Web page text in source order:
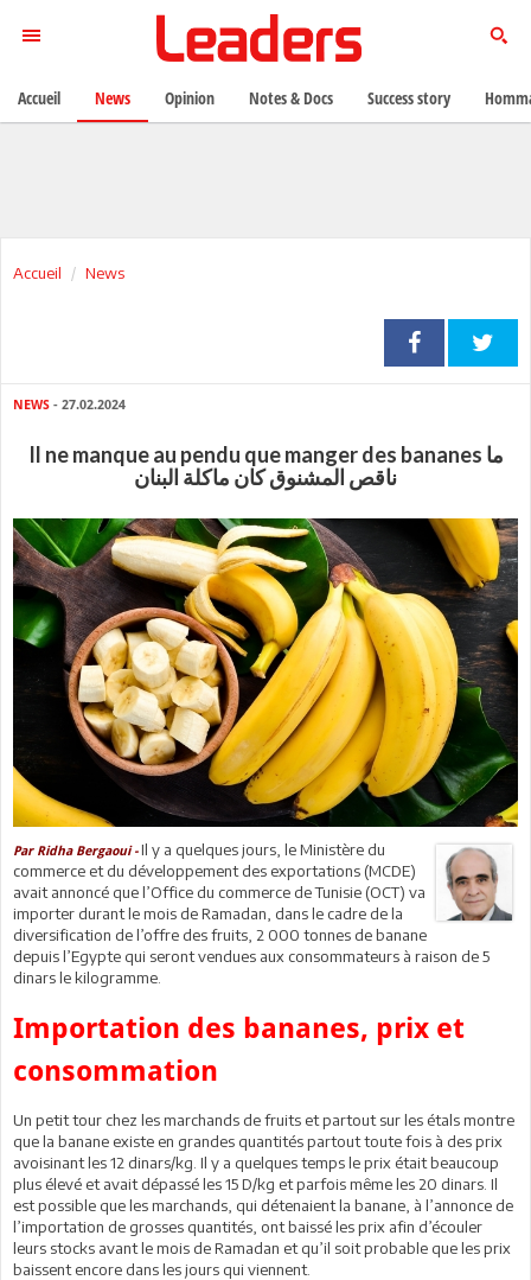
Accueil News
NEWS - 27.02.2024
Il ne manque au pendu que manger des bananes ما
ناقص المشنوق كان ماكلة البنان
Par Ridha Bergaoui -Il y a quelques jours, le Ministère du
commerce et du développement des exportations (MCDE)
avait annoncé que l’Office du commerce de Tunisie (OCT) va
importer durant le mois de Ramadan, dans le cadre de la
diversification de l’offre des fruits, 2 000 tonnes de banane
depuis l’Egypte qui seront vendues aux consommateurs à raison de 5
dinars le kilogramme.
Importation des bananes, prix et
consommation
Un petit tour chez les marchands de fruits et partout sur les étals montre
que la banane existe en grandes quantités partout toute fois à des prix
avoisinant les 12 dinars/kg. Il y a quelques temps le prix était beaucoup
plus élevé et avait dépassé les 15 D/kg et parfois même les 20 dinars. Il
est possible que les marchands, qui détenaient la banane, à l’annonce de
l’importation de grosses quantités, ont baissé les prix afin d’écouler
leurs stocks avant le mois de Ramadan et qu’il soit probable que les prix
baissent encore dans les jours qui viennent.
Accueil News Opinion Notes & Docs Success story